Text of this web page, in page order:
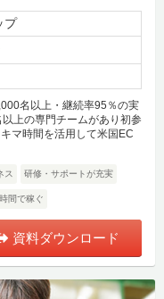
プ
名以上・継続率95％の実
上の専門チームがあり初参
マ時間を活用して米国EC
ス 研修・サポートが充実
間で稼ぐ
資料ダウンロード